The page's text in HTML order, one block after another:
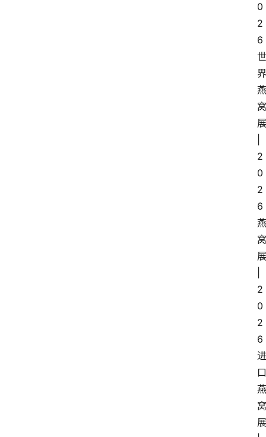
0
2
6
世
界
燕
窝
展
2
0
2
6
燕
窝
展
2
0
2
6
进
口
燕
窝
展